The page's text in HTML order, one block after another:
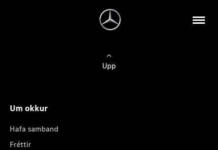
Upp
Um okkur
Hafa samband
Fréttir